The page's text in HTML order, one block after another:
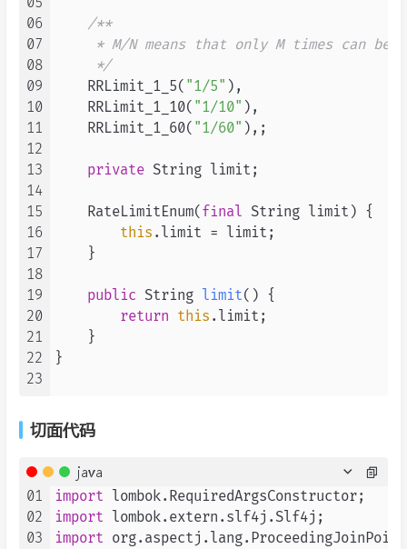
06
07
08
09
10
11
12
13
14
15
16
17
18
19
20
21
22
23
/**
* M/N means that only M times can be
     */
    RRLimit_1_5(
"1/5" ),
    RRLimit_1_10(
"1/10" ),
    RRLimit_1_60(
"1/60" ),;
private String limit;
    RateLimitEnum(
final String limit) {
this .limit = limit;
    }
public String limit() {
return this .limit;
    }
}
切面代码
java
01
02
03
import
import
import